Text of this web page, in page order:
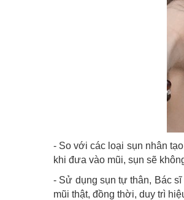
- So với các loại sụn nhân
khi đưa vào mũi, sụn sẽ
- Sử dụng sụn tự thân, Bác
mũi thật, đồng thời, duy trì